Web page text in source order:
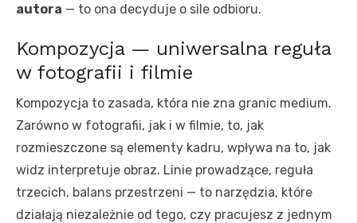
autora — to ona decyduje o sile odbioru.
Kompozycja — uniwersalna reguła
w fotografii i filmie
Kompozycja to zasada, która nie zna granic medium.
Zarówno w fotografii, jak i w filmie, to, jak
rozmieszczone są elementy kadru, wpływa na to, jak
widz interpretuje obraz. Linie prowadzące, reguła
trzecich, balans przestrzeni — to narzędzia, które
działają niezależnie od tego, czy pracujesz z jednym